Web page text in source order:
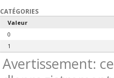
CATÉGORIES
Valeur
0
1
Avertissement: